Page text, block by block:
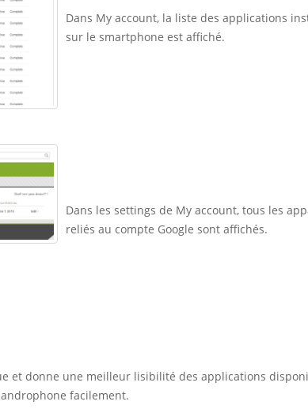
Dans My account, la liste des applications
sur le smartphone est affiché.
Dans les settings de My account, tous les
reliés au compte Google sont affichés.
et donne une meilleur lisibilité des applications
facilement.